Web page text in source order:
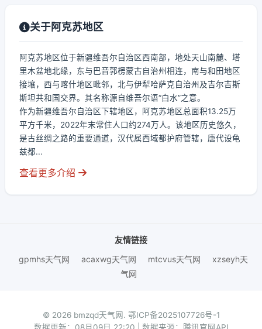
关于阿克苏地区
阿克苏地区位于新疆维吾尔自治区西南部，地处天山南麓、塔
里木盆地北缘，东与巴音郭楞蒙古自治州相连，南与和田地区
接壤，西与喀什地区毗邻，北与伊犁哈萨克自治州及吉尔吉斯
斯坦共和国交界。其名称源自维吾尔语“白水”之意。
作为新疆维吾尔自治区下辖地区，阿克苏地区总面积13.25万
平方千米，2022年末常住人口约274万人。该地区历史悠久，
是古丝绸之路的重要通道，汉代属西域都护府管辖，唐代设龟
兹都...
查看更多介绍
友情链接
gpmhs天气网
acaxwg天气网 mtcvus天气网
xzseyh天
气网
© 2026 bmzqd天气网. 鄂ICP备2025107726号-1